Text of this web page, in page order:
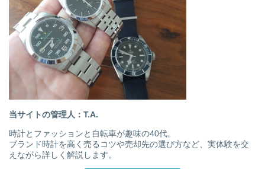
当サイトの管理人：T.A.
時計とファッションと自転車が趣味の40代。
ブランド時計を高く売るコツや売却先の選び方など、実体験を交
えながら詳しく解説します。